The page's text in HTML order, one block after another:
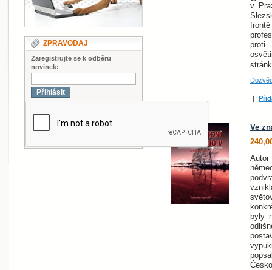
ZPRAVODAJ
Zaregistrujte se k odběru
novinek:
Přihlásit
v
proti
|
Ve
byly